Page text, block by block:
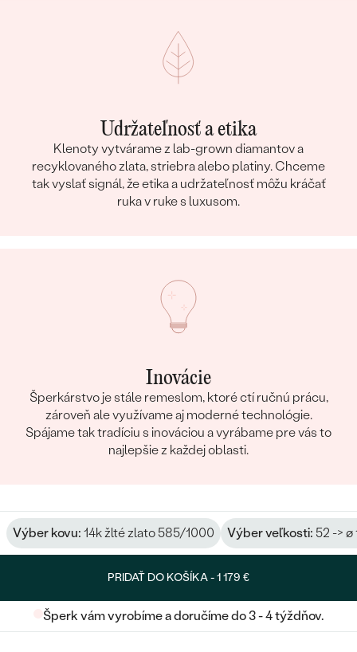
Udržateľnosť a etika
Klenoty vytvárame z lab-grown diamantov a
recyklovaného zlata, striebra alebo platiny. Chceme
tak vyslať signál, že etika a udržateľnosť môžu kráčať
ruka v ruke s luxusom.
Inovácie
Šperkárstvo je stále remeslom, ktoré ctí ručnú prácu,
zároveň ale využívame aj moderné technológie.
Spájame tak tradíciu s inováciou a vyrábame pre vás to
najlepšie z každej oblasti.
Výber kovu: 14k žlté zlato 585/1000 Výber veľkosti: 52 -> ø
PRIDAŤ DO KOŠÍKA -1 179 €
Šperk vám vyrobíme a doručíme do 3 - 4 týždňov.